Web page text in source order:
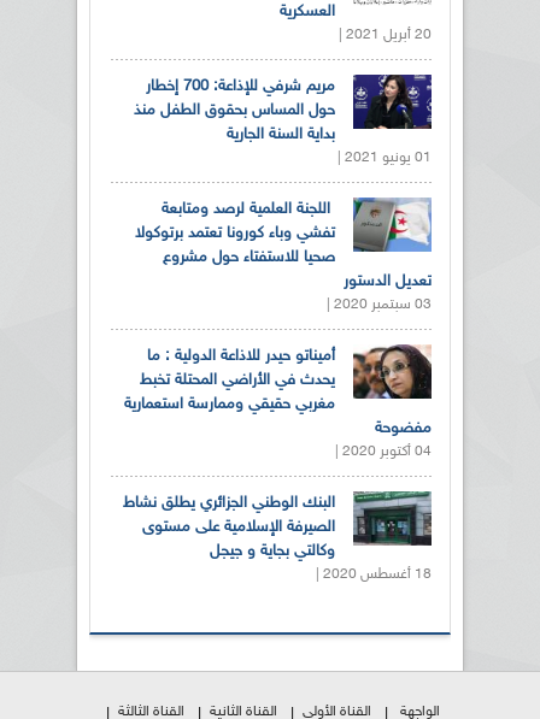
العسكرية
20 أبريل 2021 |
مريم شرفي للإذاعة: 700 إخطار
حول المساس بحقوق الطفل منذ
بداية السنة الجارية
01 يونيو 2021 |
اللجنة العلمية لرصد ومتابعة
تفشي وباء كورونا تعتمد برتوكولا
صحيا للاستفتاء حول مشروع
تعديل الدستور
03 سبتمبر 2020 |
أميناتو حيدر للاذاعة الدولية : ما
يحدث في الأراضي المحتلة تخبط
مغربي حقيقي وممارسة استعمارية
مفضوحة
04 أكتوبر 2020 |
البنك الوطني الجزائري يطلق نشاط
الصيرفة الإسلامية على مستوى
وكالتي بجاية و جيجل
18 أغسطس 2020 |
الواجهة القناة الأولى القناة الثانية القناة الثالثة